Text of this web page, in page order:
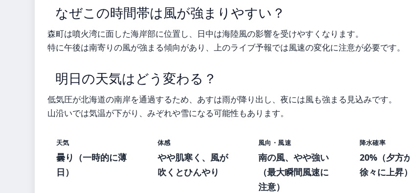
なぜこの時間帯は風が強まりやすい？
森町は噴火湾に面した海岸部に位置し、日中は海陸風の影響を受けやすくなります。
特に午後は南寄りの風が強まる傾向があり、上のライブ予報では風速の変化に注意が必要です。
明日の天気はどう変わる？
低気圧が北海道の南岸を通過するため、あすは雨が降り出し、夜には風も強まる見込みです。
山沿いでは気温が下がり、みぞれや雪になる可能性もあります。
天気
曇り（一時的に薄
日）
体感
やや肌寒く、風が
吹くとひんやり
風向・風速
南の風、やや強い
（最大瞬間風速に
注意）
降水確率
20%（夕方
徐々に上昇）